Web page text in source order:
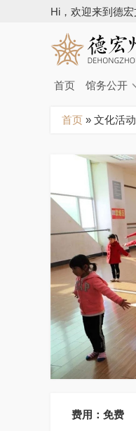
Hi，欢迎来到德宏
首页 馆务公开
你首页 » 文化活动
费用： 免费